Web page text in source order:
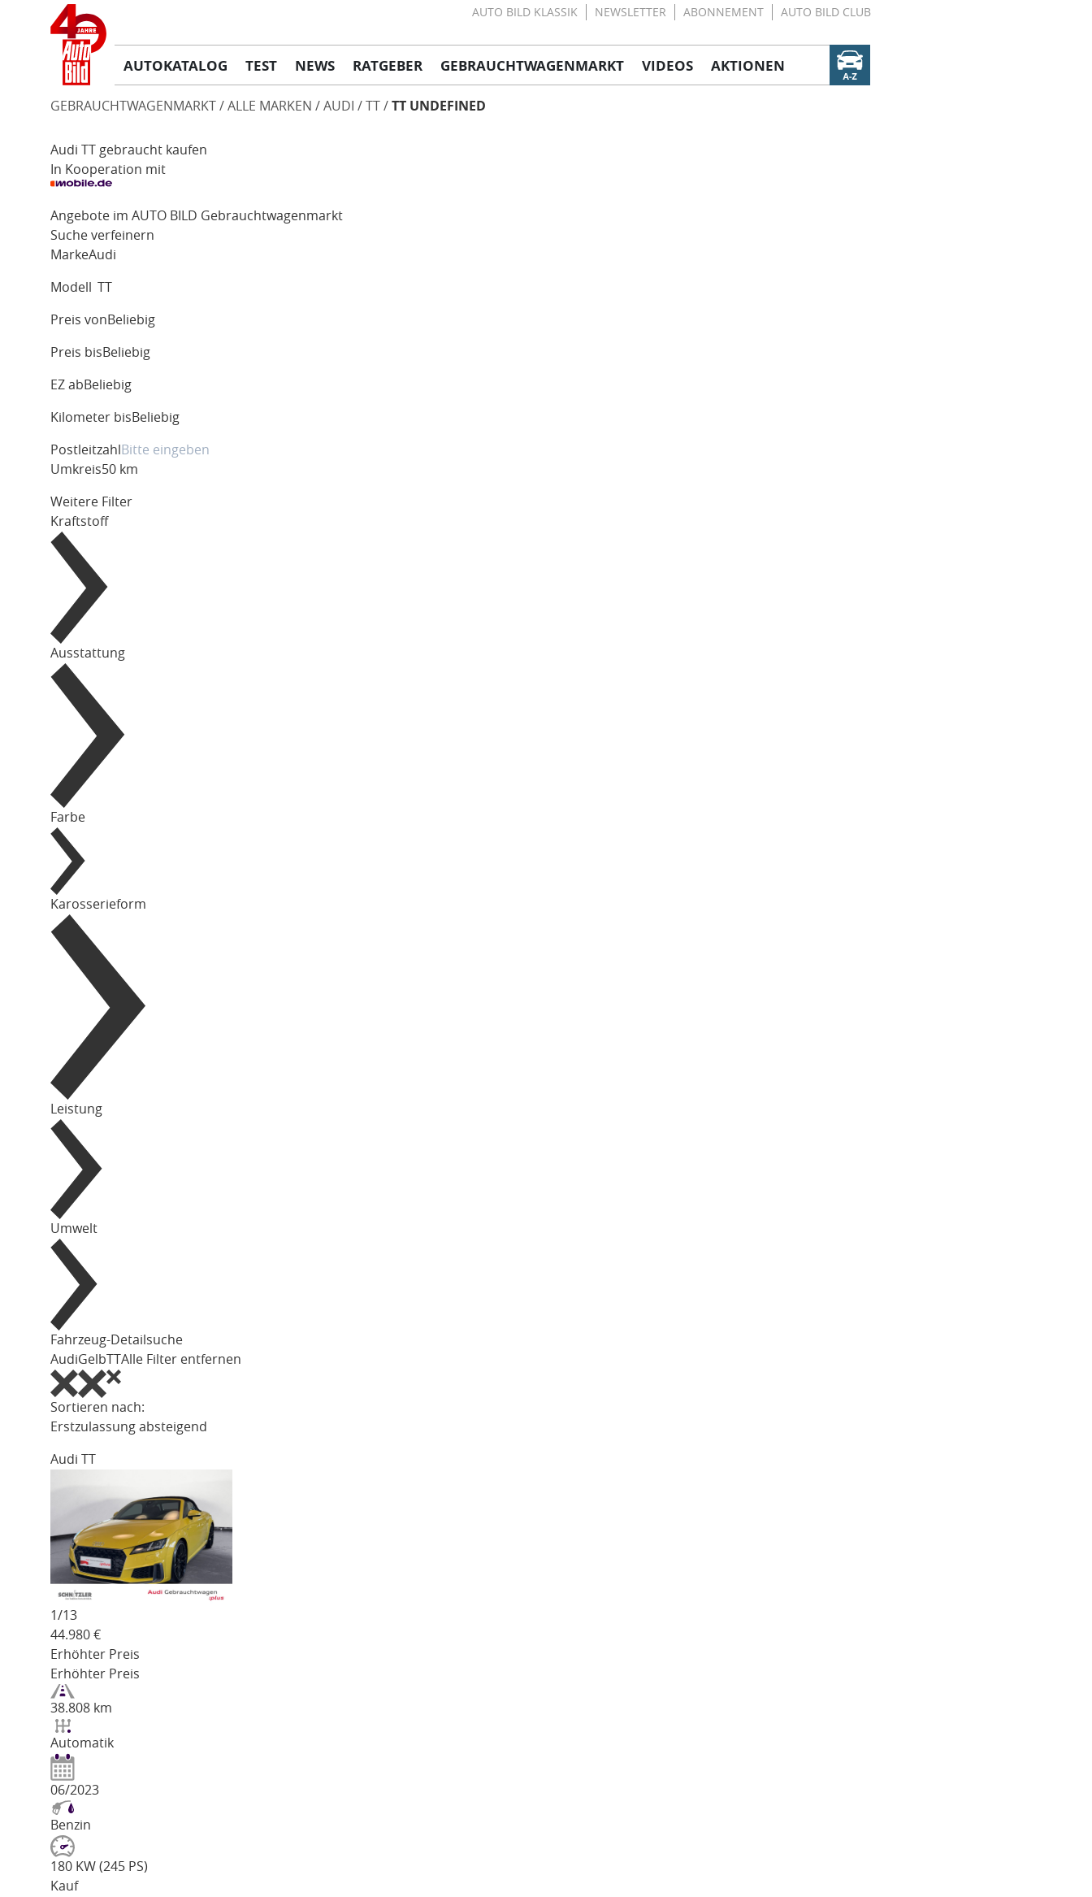
AUTO BILD KLASSIK NEWSLETTER ABONNEMENT AUTO BILD CLUB
AUTOKATALOG TEST NEWS RATGEBER GEBRAUCHTWAGENMARKT VIDEOS AKTIONEN
GEBRAUCHTWAGENMARKT ALLE MARKEN AUDI TT TT UNDEFINED
Audi TT gebraucht kaufen
In Kooperation mit
Angebote im AUTO BILD Gebrauchtwagenmarkt
Suche verfeinern
MarkeAudi
Modell TT
Preis von Beliebig
Preis bis Beliebig
EZ ab Beliebig
Kilometer bis Beliebig
Postleitzahl
Umkreis50 km
Weitere Filter
Kraftstoff
Ausstattung
Farbe
Karosserieform
Leistung
Umwelt
Fahrzeug-Detailsuche
AudiGelbTTAlle Filter entfernen
Sortieren nach:
Erstzulassung absteigend
Audi TT
1/13
44.980 €
Erhöhter Preis
Erhöhter Preis
38.808 km
Automatik
06/2023
Benzin
180 KW (245 PS)
Kauf